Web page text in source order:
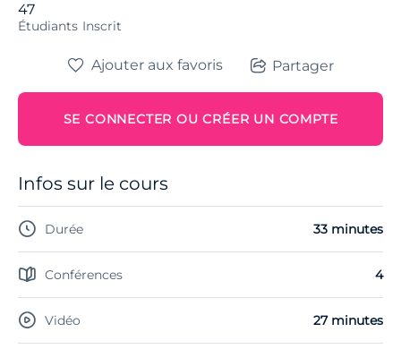
47
Étudiants Inscrit
Ajouter aux favoris Partager
SE CONNECTER OU CRÉER UN COMPTE
Infos sur le cours
Durée 33 minutes
Conférences 4
Vidéo 27 minutes